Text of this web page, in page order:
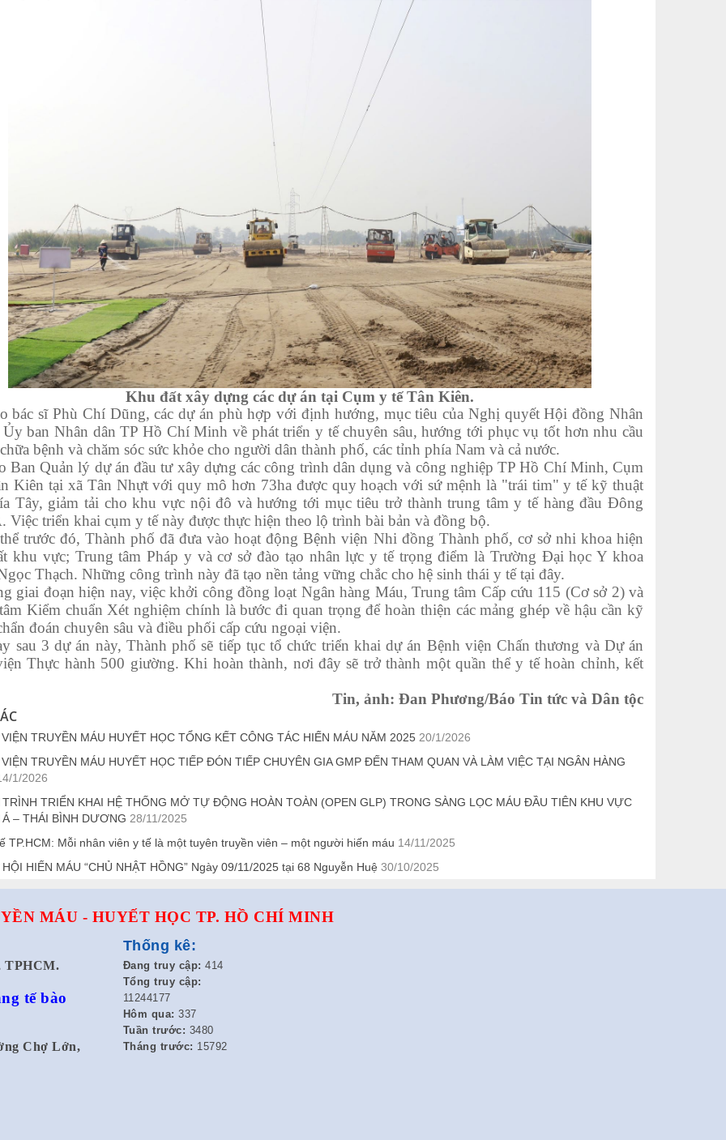
Khu đất xây dựng các dự án tại Cụm y tế Tân Kiên.
sĩ Phù Chí Dũng, các dự án phù hợp với định hướng, mục tiêu của Nghị quyết Hội đồng Nhân
Ủy ban Nhân dân TP Hồ Chí Minh về phát triển y tế chuyên sâu, hướng tới phục vụ tốt hơn nhu cầu
bệnh và chăm sóc sức khỏe cho người dân thành phố, các tỉnh phía Nam và cả nước.
Quản lý dự án đầu tư xây dựng các công trình dân dụng và công nghiệp TP Hồ Chí Minh, Cụm
Kiên tại xã Tân Nhựt với quy mô hơn 73ha được quy hoạch với sứ mệnh là "trái tim" y tế kỹ thuật
Tây, giảm tải cho khu vực nội đô và hướng tới mục tiêu trở thành trung tâm y tế hàng đầu Đông
Việc triển khai cụm y tế này được thực hiện theo lộ trình bài bản và đồng bộ.
trước đó, Thành phố đã đưa vào hoạt động Bệnh viện Nhi đồng Thành phố, cơ sở nhi khoa hiện
khu vực; Trung tâm Pháp y và cơ sở đào tạo nhân lực y tế trọng điểm là Trường Đại học Y khoa
Thạch. Những công trình này đã tạo nền tảng vững chắc cho hệ sinh thái y tế tại đây.
giai đoạn hiện nay, việc khởi công đồng loạt Ngân hàng Máu, Trung tâm Cấp cứu 115 (Cơ sở 2) và
Kiểm chuẩn Xét nghiệm chính là bước đi quan trọng để hoàn thiện các mảng ghép về hậu cần kỹ
đoán chuyên sâu và điều phối cấp cứu ngoại viện.
sau 3 dự án này, Thành phố sẽ tiếp tục tổ chức triển khai dự án Bệnh viện Chấn thương và Dự án
Thực hành 500 giường. Khi hoàn thành, nơi đây sẽ trở thành một quần thể y tế hoàn chỉnh, kết
Tin, ảnh: Đan Phương/Báo Tin tức và Dân tộc
VIỆN TRUYỀN MÁU HUYẾT HỌC TỔNG KẾT CÔNG TÁC HIẾN MÁU NĂM 2025 20/1/2026
VIỆN TRUYỀN MÁU HUYẾT HỌC TIẾP ĐÓN TIẾP CHUYÊN GIA GMP ĐẾN THAM QUAN VÀ LÀM VIỆC TẠI NGÂN HÀNG
1/2026
TRÌNH TRIỂN KHAI HỆ THỐNG MỞ TỰ ĐỘNG HOÀN TOÀN (OPEN GLP) TRONG SÀNG LỌC MÁU ĐẦU TIÊN KHU VỰC
Á – THÁI BÌNH DƯƠNG 28/11/2025
TP.HCM: Mỗi nhân viên y tế là một tuyên truyền viên – một người hiến máu 14/11/2025
HỘI HIẾN MÁU “CHỦ NHẬT HỒNG” Ngày 09/11/2025 tại 68 Nguyễn Huệ 30/10/2025
MÁU - HUYẾT HỌC TP. HỒ CHÍ MINH
TPHCM.
tế bào
Chợ Lớn,
Thống kê:
Đang truy cập: 414
Tổng truy cập:
11244177
Hôm qua: 337
Tuần trước: 3480
Tháng trước: 15792